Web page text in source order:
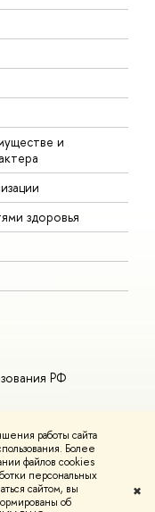
работы сайта
Более
файлов cookies
персональных
сайтом, вы
об
✖
и
здоровья
РФ
Условия